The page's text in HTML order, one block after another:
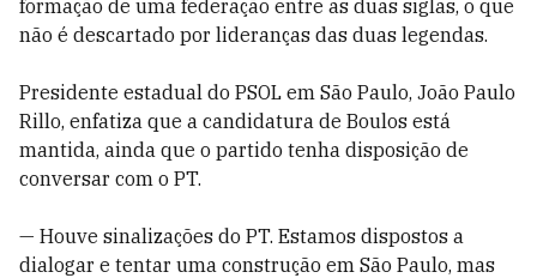
formação de uma federação entre as duas siglas, o que
não é descartado por lideranças das duas legendas.
Presidente estadual do PSOL em São Paulo, João Paulo
Rillo, enfatiza que a candidatura de Boulos está
mantida, ainda que o partido tenha disposição de
conversar com o PT.
— Houve sinalizações do PT. Estamos dispostos a
dialogar e tentar uma construção em São Paulo, mas